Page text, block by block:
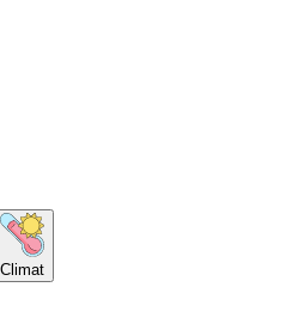
Climat